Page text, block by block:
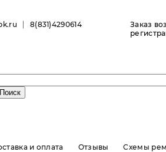
8(831)4290614
Заказ
и оплата Отзывы Схемы